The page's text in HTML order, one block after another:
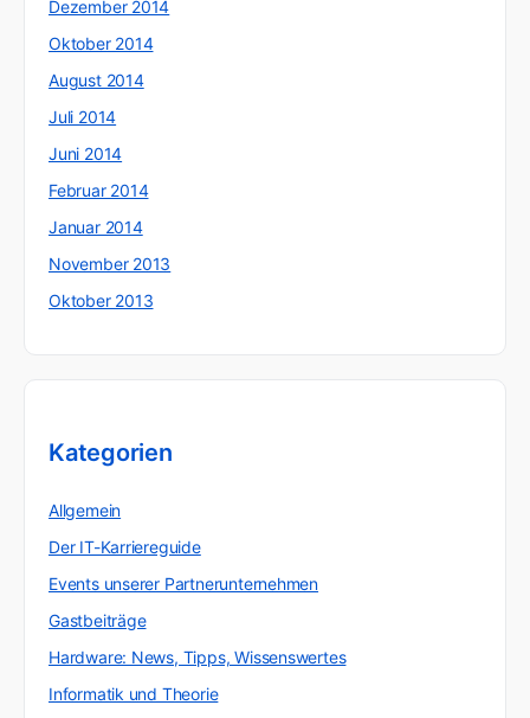
Dezember 2014
Oktober 2014
August 2014
Juli 2014
Juni 2014
Februar 2014
Januar 2014
November 2013
Oktober 2013
Kategorien
Allgemein
Der IT-Karriereguide
Events unserer Partnerunternehmen
Gastbeiträge
Hardware: News, Tipps, Wissenswertes
Informatik und Theorie